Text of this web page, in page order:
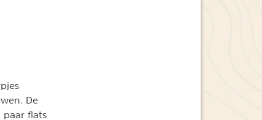
De
paar flats